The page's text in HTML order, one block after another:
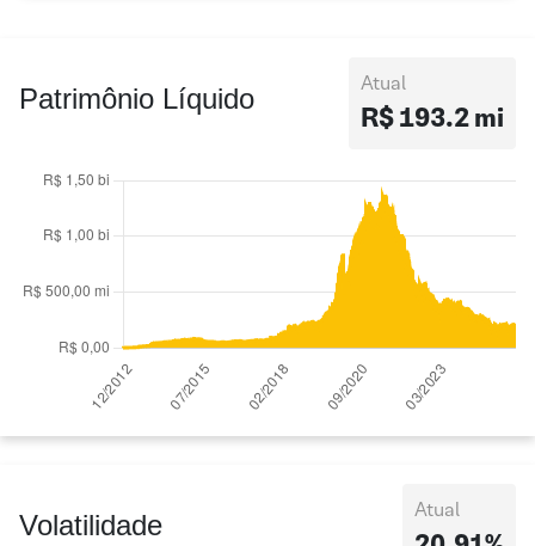
Patrimônio Líquido Atual
R$ 193.2 mi
Volatilidade Atual